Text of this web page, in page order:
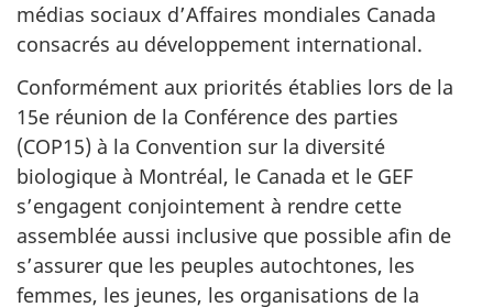
médias sociaux d’Affaires mondiales Canada
consacrés au développement international.
Conformément aux priorités établies lors de la
15e réunion de la Conférence des parties
(COP15) à la Convention sur la diversité
biologique à Montréal, le Canada et le GEF
s’engagent conjointement à rendre cette
assemblée aussi inclusive que possible afin de
s’assurer que les peuples autochtones, les
femmes, les jeunes, les organisations de la